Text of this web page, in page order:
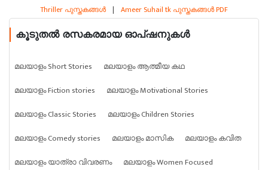
Thriller പുസ്തകങ്ങൾ | Ameer Suhail tk പുസ്തകങ്ങൾ PDF
കൂടുതൽ രസകരമായ ഓപ്ഷനുകൾ
മലയാളം Short Stories
മലയാളം ആത്മീയ കഥ
മലയാളം Fiction stories
മലയാളം Motivational Stories
മലയാളം Classic Stories
മലയാളം Children Stories
മലയാളം Comedy stories
മലയാളം മാസിക
മലയാളം കവിത
മലയാളം യാത്രാ വിവരണം
മലയാളം Women Focused